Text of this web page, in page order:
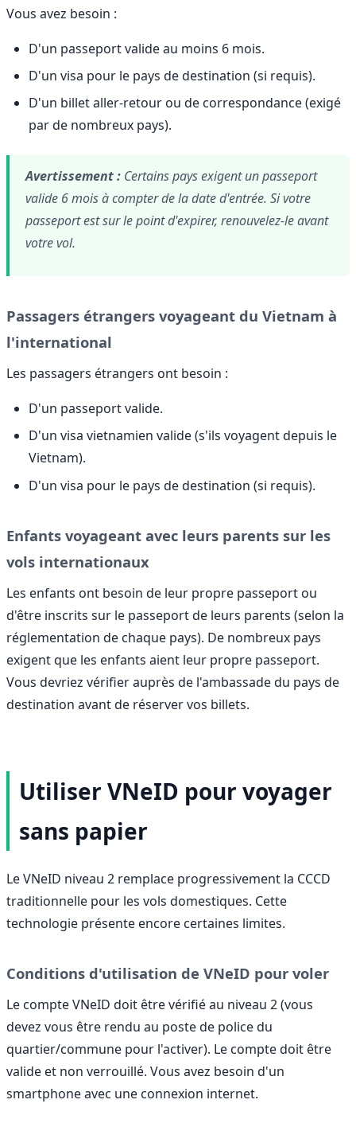
Vous avez besoin :
D'un passeport valide au moins 6 mois.
D'un visa pour le pays de destination (si requis).
D'un billet aller-retour ou de correspondance (exigé
par de nombreux pays).
Avertissement : Certains pays exigent un passeport
valide 6 mois à compter de la date d'entrée. Si votre
passeport est sur le point d'expirer, renouvelez-le avant
votre vol.
Passagers étrangers voyageant du Vietnam à
l'international
Les passagers étrangers ont besoin :
D'un passeport valide.
D'un visa vietnamien valide (s'ils voyagent depuis le
Vietnam).
D'un visa pour le pays de destination (si requis).
Enfants voyageant avec leurs parents sur les
vols internationaux
Les enfants ont besoin de leur propre passeport ou
d'être inscrits sur le passeport de leurs parents (selon la
réglementation de chaque pays). De nombreux pays
exigent que les enfants aient leur propre passeport.
Vous devriez vérifier auprès de l'ambassade du pays de
destination avant de réserver vos billets.
Utiliser VNeID pour voyager
sans papier
Le VNeID niveau 2 remplace progressivement la CCCD
traditionnelle pour les vols domestiques. Cette
technologie présente encore certaines limites.
Conditions d'utilisation de VNeID pour voler
Le compte VNeID doit être vérifié au niveau 2 (vous
devez vous être rendu au poste de police du
quartier/commune pour l'activer). Le compte doit être
valide et non verrouillé. Vous avez besoin d'un
smartphone avec une connexion internet.